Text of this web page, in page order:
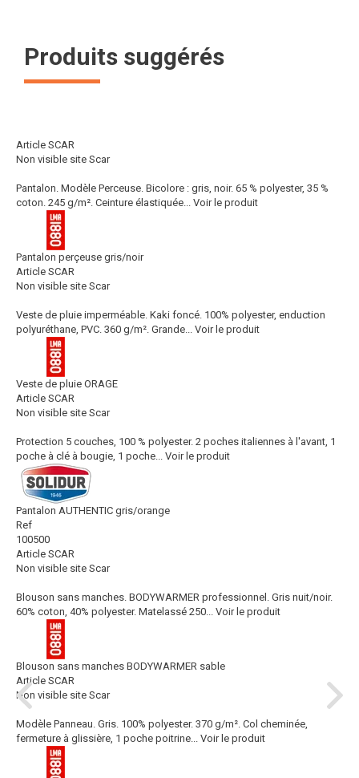
Produits suggérés
Article SCAR
Non visible site Scar
Pantalon. Modèle Perceuse. Bicolore : gris, noir. 65 % polyester, 35 %
coton. 245 g/m². Ceinture élastiquée...
Voir le produit
Pantalon perçeuse gris/noir
Article SCAR
Non visible site Scar
Veste de pluie imperméable. Kaki foncé. 100% polyester, enduction
polyuréthane, PVC. 360 g/m². Grande...
Voir le produit
Veste de pluie ORAGE
Article SCAR
Non visible site Scar
Protection 5 couches, 100 % polyester. 2 poches italiennes à l'avant, 1
poche à clé à bougie, 1 poche...
Voir le produit
Pantalon AUTHENTIC gris/orange
Ref
100500
Article SCAR
Non visible site Scar
Blouson sans manches. BODYWARMER professionnel. Gris nuit/noir.
60% coton, 40% polyester. Matelassé 250...
Voir le produit
Blouson sans manches BODYWARMER sable
Article SCAR
Non visible site Scar
Modèle Panneau. Gris. 100% polyester. 370 g/m². Col cheminée,
fermeture à glissière, 1 poche poitrine...
Voir le produit